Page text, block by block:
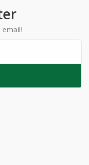
email!